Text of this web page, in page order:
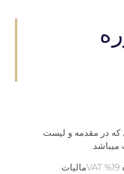
که در مقدمه و لیست
هزینه هر جلسه مبلغ 150 یورو بعلاوه 19% VATمالیات